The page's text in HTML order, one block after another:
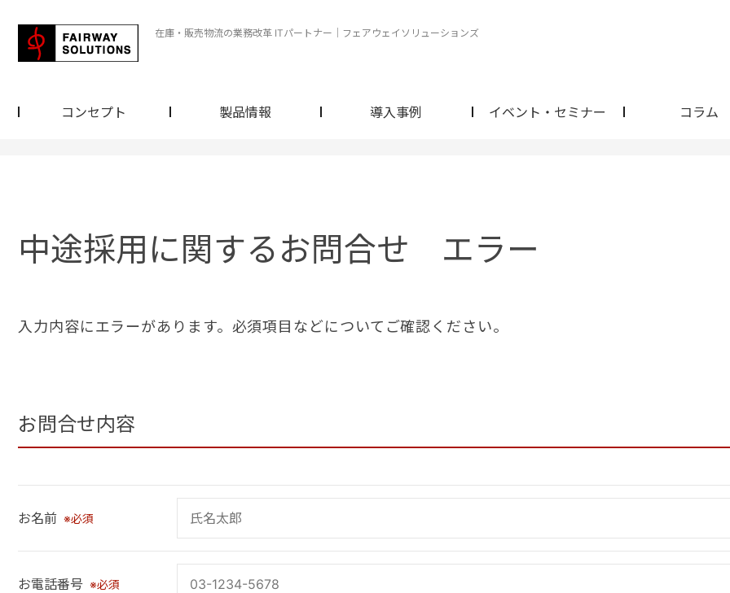
在庫・販売物流の業務改革 ITパートナー｜フェアウェイソリューションズ
コンセプト 製品情報 導入事例 イベント・セミナー コラム
中途採用に関するお問合せ エラー
入力内容にエラーがあります。必須項目などについてご確認ください。
お問合せ内容
お名前 ※必須
お電話番号 ※必須